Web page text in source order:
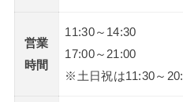
営業
時間
11:30～14:30
17:00～21:00
※土日祝は11:30～